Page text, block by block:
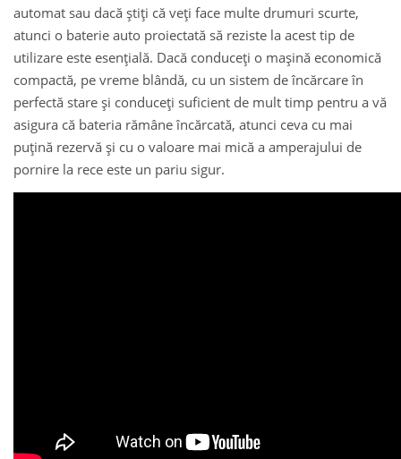
automat sau dacă știți că veți face multe drumuri scurte,
atunci o baterie auto proiectată să reziste la acest tip de
utilizare este esențială. Dacă conduceți o mașină economică
compactă, pe vreme blândă, cu un sistem de încărcare în
perfectă stare și conduceți suficient de mult timp pentru a vă
asigura că bateria rămâne încărcată, atunci ceva cu mai
puțină rezervă și cu o valoare mai mică a amperajului de
pornire la rece este un pariu sigur.